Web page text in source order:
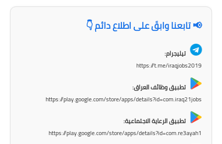
المرحلة المتوسطة
اخبار وقرارات وزارة التعليم
استمارة القبول المركزي
📢 تابعنا وابقَ على اطلاع دائم 👇
تيليجرام:
https://t.me/iraqjobs2019
تطبيق وظائف العراق:
https://play.google.com/store/apps/details?id=com.iraq21jobs
تطبيق الرعاية الاجتماعية:
https://play.google.com/store/apps/details?id=com.re3ayah1